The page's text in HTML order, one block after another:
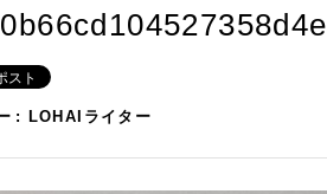
LOHAIライター